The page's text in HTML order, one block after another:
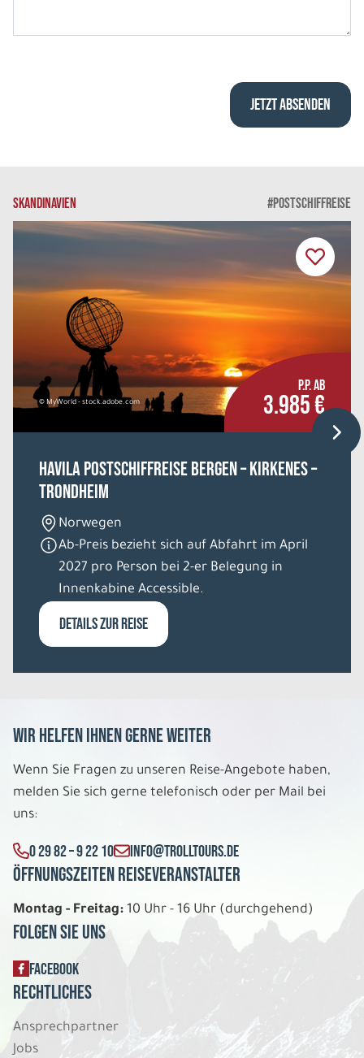
SKANDINAVIEN #POSTSCHIFFREISE
© MyWorld - stock.adobe.com
P.P. AB
3.985 €
HAVILA Postschiffreise Bergen – Kirkenes –
Trondheim
Norwegen
Ab-Preis bezieht sich auf Abfahrt im April
2027 pro Person bei 2-er Belegung in
Innenkabine Accessible.
DETAILS ZUR REISE
Wir helfen Ihnen gerne weiter
Wenn Sie Fragen zu unseren Reise-Angebote haben,
melden Sie sich gerne telefonisch oder per Mail bei
uns:
0 29 82 – 9 22 10 INFO@TROLLTOURS.DE
Öffnungszeiten Reiseveranstalter
Montag - Freitag: 10 Uhr - 16 Uhr (durchgehend)
Folgen Sie uns
FACEBOOK
Rechtliches
Ansprechpartner
Jobs